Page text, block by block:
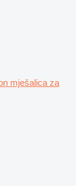
mješalica za